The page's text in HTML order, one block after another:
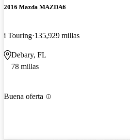
2016 Mazda MAZDA6
i Touring 135,929 millas
Debary, FL
78 millas
Buena oferta